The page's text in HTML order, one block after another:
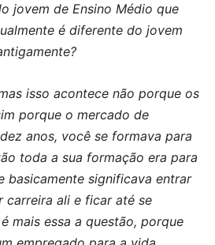
jovem de Ensino Médio que
é diferente do jovem
isso acontece não porque os
porque o mercado de
anos, você se formava para
toda a sua formação era para
basicamente significava entrar
carreira ali e ficar até se
mais essa a questão, porque